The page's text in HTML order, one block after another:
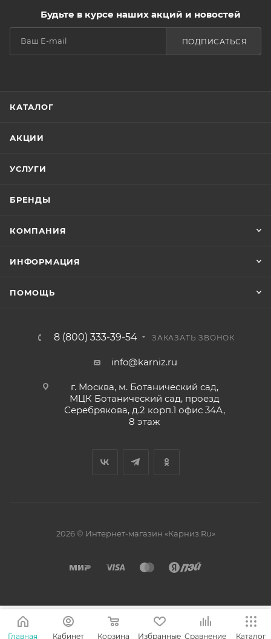
Будьте в курсе наших акций и новостей
ПОДПИСАТЬСЯ
КАТАЛОГ
АКЦИИ
УСЛУГИ
БРЕНДЫ
КОМПАНИЯ
ИНФОРМАЦИЯ
ПОМОЩЬ
8 (800) 333-39-54 ЗАКАЗАТЬ ЗВОНОК
info@karniz.ru
г. Москва, м. Ботанический сад,
МЦК Ботанический сад, проезд
Серебрякова, д.2 корп.1 офис 34А,
8 этаж
2026 © Интернет-магазин «Карниз.Ru»
Главная Кабинет Корзина Избранные Сравнение Каталог